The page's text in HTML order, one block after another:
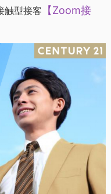
触型接客 【Zoom接